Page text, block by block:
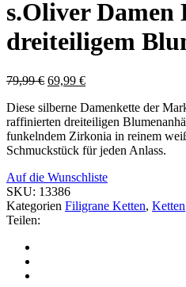
s.Oliver Damen
dreiteiligem
79,99€ 69,99 €
Diese silberne Damenkette der
raffinierten dreiteiligen
funkelndem Zirkonia in reinem
Schmuckstück für jeden Anlass.
Auf die Wunschliste
SKU: 13386
Kategorien Filigrane Ketten, Ketten
Teilen: